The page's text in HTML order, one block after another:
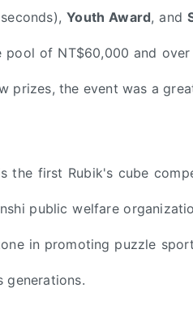
Youth Award, and
pool of NT$60,000 and over
prizes, the event was a
the first Rubik's cube
public welfare
in promoting puzzle
generations.